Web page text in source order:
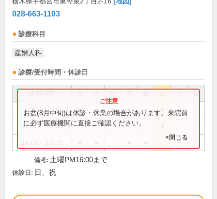
028-663-1103
診療科目
産婦人科
診療/受付時間・休診日
祝
9:00～12:00 ● ● ● ● ●
14:00～16:00
お盆(8月中旬)は休診・休業の場合があります。来院前
に必ず医療機関に直接ご確認ください。
×閉じる
備考: 土曜PM16:00まで
休診日: 日、祝